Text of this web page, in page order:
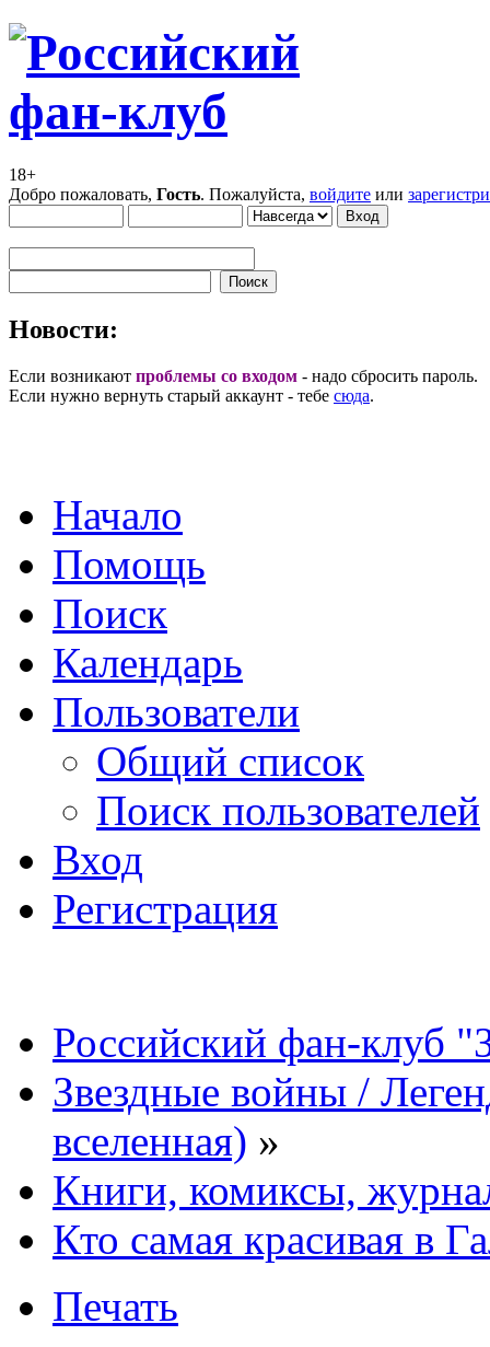
18+
Добро пожаловать, Гость. Пожалуйста, войдите или
Новости:
Если возникают проблемы со входом - надо сбросить пароль.
Если нужно вернуть старый аккаунт - тебе сюда.
Начало
Помощь
Поиск
Календарь
Пользователи
Общий список
Поиск пользователей
Вход
Регистрация
Российский фан-клуб
Звездные войны /
вселенная) »
Книги, комиксы,
Кто самая красивая в
Печать